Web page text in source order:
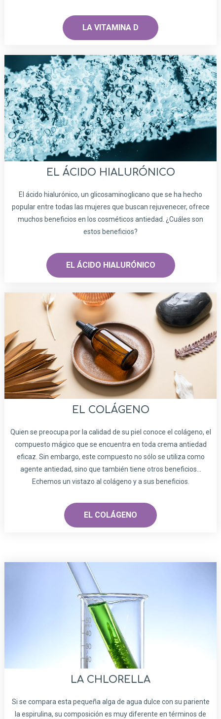
LA VITAMINA D
EL ÁCIDO HIALURÓNICO
El ácido hialurónico, un glicosaminoglicano que se ha hecho
popular entre todas las mujeres que buscan rejuvenecer, ofrece
muchos beneficios en los cosméticos antiedad. ¿Cuáles son
estos beneficios?
EL ÁCIDO HIALURÓNICO
EL COLÁGENO
Quien se preocupa por la calidad de su piel conoce el colágeno, el
compuesto mágico que se encuentra en toda crema antiedad
eficaz. Sin embargo, este compuesto no sólo se utiliza como
agente antiedad, sino que también tiene otros beneficios...
Echemos un vistazo al colágeno y a sus beneficios.
EL COLÁGENO
LA CHLORELLA
Si se compara esta pequeña alga de agua dulce con su pariente
la espirulina, su composición es muy diferente en términos de